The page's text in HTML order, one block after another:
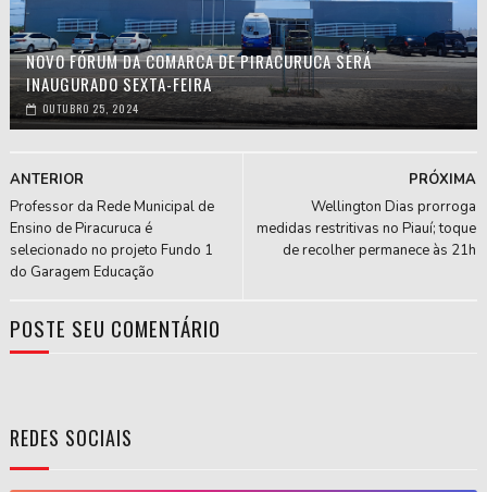
NOVO FÓRUM DA COMARCA DE PIRACURUCA SERÁ
INAUGURADO SEXTA-FEIRA
OUTUBRO 25, 2024
PRÓXIMA
Wellington Dias prorroga
medidas restritivas no Piauí; toque
de recolher permanece às 21h
ANTERIOR
Professor da Rede Municipal de
Ensino de Piracuruca é
selecionado no projeto Fundo 1
do Garagem Educação
POSTE SEU COMENTÁRIO
REDES SOCIAIS